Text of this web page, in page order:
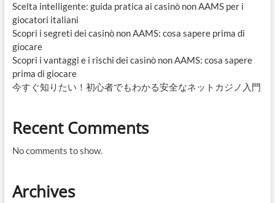
Scelta intelligente: guida pratica ai casinò non AAMS per i
giocatori italiani
Scopri i segreti dei casinò non AAMS: cosa sapere prima di
giocare
Scopri i vantaggi e i rischi dei casinò non AAMS: cosa sapere
prima di giocare
今すぐ知りたい！初心者でもわかる安全なネットカジノ入門
Recent Comments
No comments to show.
Archives